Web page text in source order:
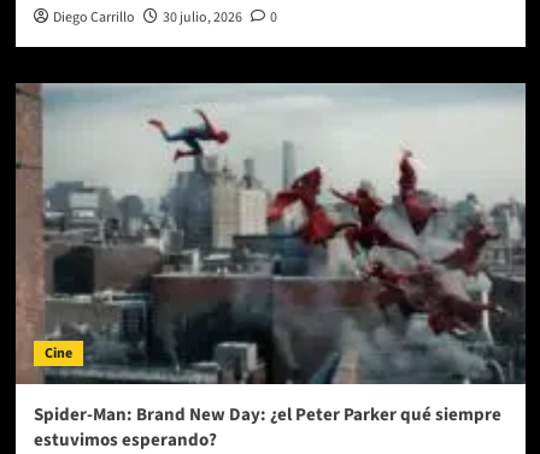
Diego Carrillo 30 julio, 2026 0
Cine
Spider-Man: Brand New Day: ¿el Peter Parker qué siempre
estuvimos esperando?